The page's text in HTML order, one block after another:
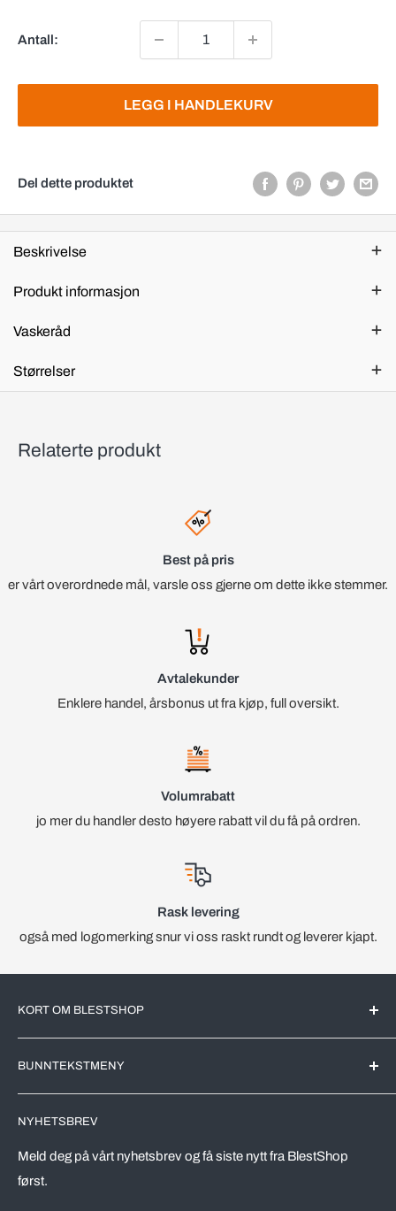
Antall:
LEGG I HANDLEKURV
Del dette produktet
Beskrivelse
Produkt informasjon
Vaskeråd
Størrelser
Relaterte produkt
Best på pris
er vårt overordnede mål, varsle oss gjerne om dette ikke stemmer.
Avtalekunder
Enklere handel, årsbonus ut fra kjøp, full oversikt.
Volumrabatt
jo mer du handler desto høyere rabatt vil du få på ordren.
Rask levering
også med logomerking snur vi oss raskt rundt og leverer kjapt.
KORT OM BLESTSHOP
det Norske markedet. All videreforedling av produktene blir
utført av markedsledende produsenter her i Norge.
Vi driver en effektivt nettbutikk, riktig utvalg av varer,
automatiserer prosesser og kutter kostnader. Dette skal
komme våre kunder tilgode, både drop-in kunder og ikke
BUNNTEKSTMENY
Leveringstid
Vareprøver
Retur av varer
NYHETSBREV
Meld deg på vårt nyhetsbrev og få siste nytt fra BlestShop
først.